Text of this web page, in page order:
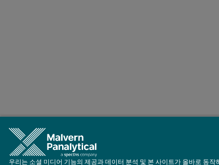
우리는 소셜 미디어 기능의 제공과 데이터 분석 및 본 사이트가 올바로 동작